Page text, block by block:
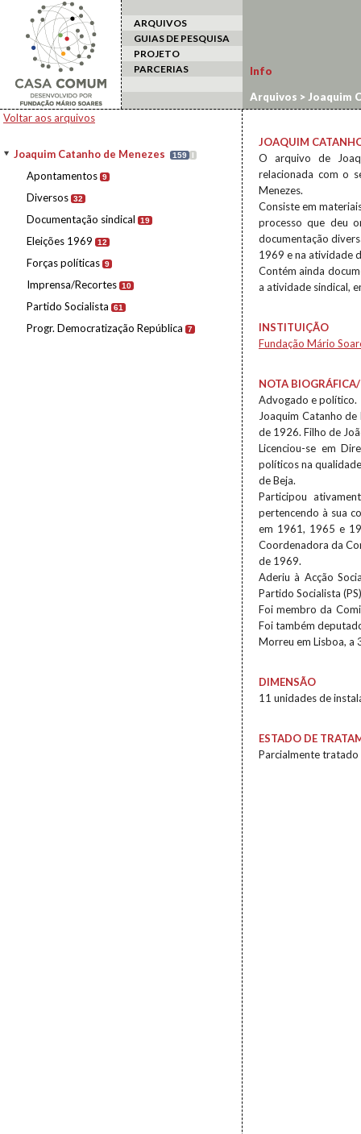
ARQUIVOS
GUIAS DE PESQUISA
PROJETO
PARCERIAS
Voltar aos arquivos
Joaquim Catanho de Menezes 159 I
Apontamentos 9
Diversos 32
Documentação sindical 19
Eleições 1969 12
Forças políticas 9
Imprensa/Recortes 10
Partido Socialista 61
Progr. Democratização República 7
Info
Arquivos > Joaquim
JOAQUIM
O arquivo de
relacionada com o
Menezes.
Consiste em
processo que deu
documentação
1969 e na atividade
Contém ainda
a atividade sindical,
INSTITUIÇÃO
Fundação Mário
NOTA
Advogado e político.
Joaquim Catanho
de 1926. Filho de
Licenciou-se em
políticos na
de Beja.
Participou
pertencendo à sua
em 1961, 1965 e
Coordenadora da
de 1969.
Aderiu à Acção
Partido Socialista
Foi membro da
Foi também
Morreu em Lisboa, a
DIMENSÃO
11 unidades de
ESTADO DE
Parcialmente tratado